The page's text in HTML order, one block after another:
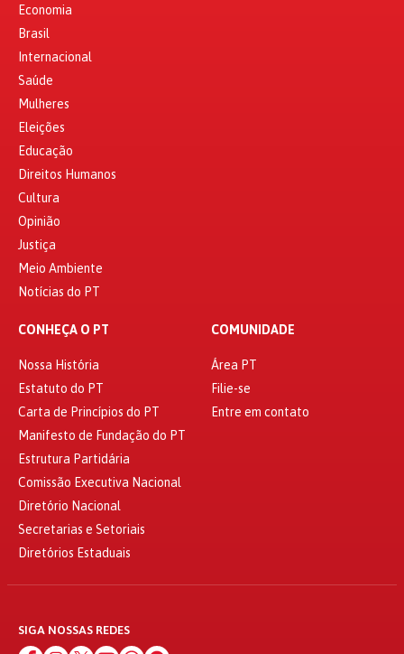
Economia
Brasil
Internacional
Saúde
Mulheres
Eleições
Educação
Direitos Humanos
Cultura
Opinião
Justiça
Meio Ambiente
Notícias do PT
CONHEÇA O PT
Nossa História
Estatuto do PT
Carta de Princípios do PT
Manifesto de Fundação do PT
Estrutura Partidária
Comissão Executiva Nacional
Diretório Nacional
Secretarias e Setoriais
Diretórios Estaduais
COMUNIDADE
Área PT
Filie-se
Entre em contato
SIGA NOSSAS REDES